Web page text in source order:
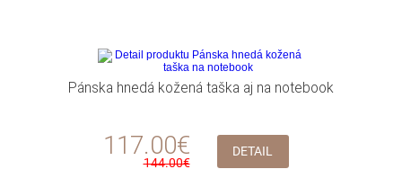
Pánska hnedá kožená taška aj na notebook
117.00€
144.00€
DETAIL